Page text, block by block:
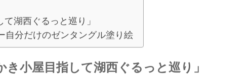
湖西ぐるっと巡り」
分だけのゼンタングル塗り絵
小屋目指して湖西ぐるっと巡り」